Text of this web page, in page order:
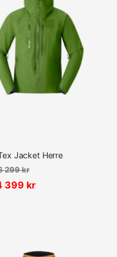
Jacket Herre
299kr
399 kr